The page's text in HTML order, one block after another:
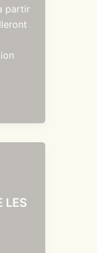
partir
LES